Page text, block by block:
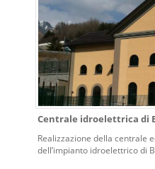
Centrale idroelettrica di
Realizzazione della centrale
dell’impianto idroelettrico di